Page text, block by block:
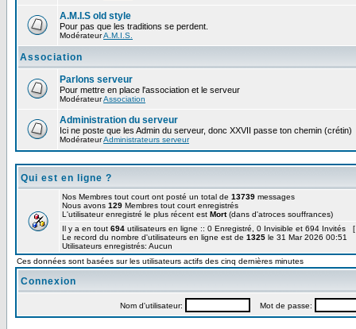
A.M.I.S old style
Pour pas que les traditions se perdent.
ModérateurA.M.I.S.
Association
Parlons serveur
Pour mettre en place l'association et le serveur
ModérateurAssociation
Administration du serveur
Ici ne poste que les Admin du serveur, donc XXVII passe ton chemin (crétin)
ModérateurAdministrateurs serveur
Qui est en ligne ?
Nos Membres tout court ont posté un total de 13739 messages
Nous avons 129 Membres tout court enregistrés
L'utilisateur enregistré le plus récent est Mort(dans d'atroces souffrances)
Il y a en tout 694 utilisateurs en ligne :: 0 Enregistré, 0 Invisible et 694 Invités [
Le record du nombre d'utilisateurs en ligne est de 1325 le 31 Mar 2026 00:51
Utilisateurs enregistrés: Aucun
Ces données sont basées sur les utilisateurs actifs des cinq dernières minutes
Connexion
Nom d'utilisateur: Mot de passe: